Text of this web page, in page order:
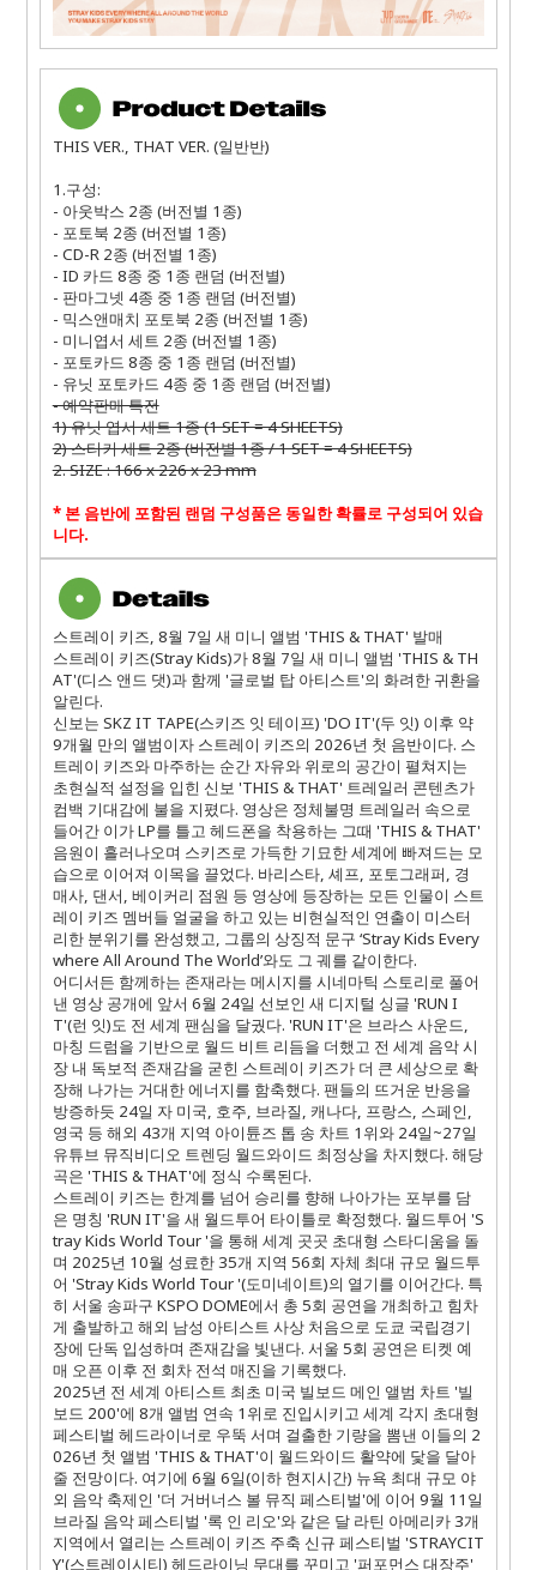
THIS VER., THAT VER. (일반반)
1.구성:
- 아웃박스 2종 (버전별 1종)
- 포토북 2종 (버전별 1종)
- CD-R 2종 (버전별 1종)
- ID 카드 8종 중 1종 랜덤 (버전별)
- 판마그넷 4종 중 1종 랜덤 (버전별)
- 믹스앤매치 포토북 2종 (버전별 1종)
- 미니엽서 세트 2종 (버전별 1종)
- 포토카드 8종 중 1종 랜덤 (버전별)
- 유닛 포토카드 4종 중 1종 랜덤 (버전별)
- 예약판매 특전
1) 유닛 엽서 세트 1종 (1 SET = 4 SHEETS)
2) 스티커 세트 2종 (버전별 1종 / 1 SET = 4 SHEETS)
2. SIZE : 166 x 226 x 23 mm
* 본 음반에 포함된 랜덤 구성품은 동일한 확률로 구성되어 있습
니다.
스트레이 키즈, 8월 7일 새 미니 앨범 'THIS & THAT' 발매
스트레이 키즈(Stray Kids)가 8월 7일 새 미니 앨범 'THIS & TH
AT'(디스 앤드 댓)과 함께 '글로벌 탑 아티스트'의 화려한 귀환을
알린다.
신보는 SKZ IT TAPE(스키즈 잇 테이프) 'DO IT'(두 잇) 이후 약
9개월 만의 앨범이자 스트레이 키즈의 2026년 첫 음반이다. 스
트레이 키즈와 마주하는 순간 자유와 위로의 공간이 펼쳐지는
초현실적 설정을 입힌 신보 'THIS & THAT' 트레일러 콘텐츠가
컴백 기대감에 불을 지폈다. 영상은 정체불명 트레일러 속으로
들어간 이가 LP를 틀고 헤드폰을 착용하는 그때 'THIS & THAT'
음원이 흘러나오며 스키즈로 가득한 기묘한 세계에 빠져드는 모
습으로 이어져 이목을 끌었다. 바리스타, 셰프, 포토그래퍼, 경
매사, 댄서, 베이커리 점원 등 영상에 등장하는 모든 인물이 스트
레이 키즈 멤버들 얼굴을 하고 있는 비현실적인 연출이 미스터
리한 분위기를 완성했고, 그룹의 상징적 문구 ‘Stray Kids Every
where All Around The World’와도 그 궤를 같이한다.
어디서든 함께하는 존재라는 메시지를 시네마틱 스토리로 풀어
낸 영상 공개에 앞서 6월 24일 선보인 새 디지털 싱글 'RUN I
T'(런 잇)도 전 세계 팬심을 달궜다. 'RUN IT'은 브라스 사운드,
마칭 드럼을 기반으로 월드 비트 리듬을 더했고 전 세계 음악 시
장 내 독보적 존재감을 굳힌 스트레이 키즈가 더 큰 세상으로 확
장해 나가는 거대한 에너지를 함축했다. 팬들의 뜨거운 반응을
방증하듯 24일 자 미국, 호주, 브라질, 캐나다, 프랑스, 스페인,
영국 등 해외 43개 지역 아이튠즈 톱 송 차트 1위와 24일~27일
유튜브 뮤직비디오 트렌딩 월드와이드 최정상을 차지했다. 해당
곡은 'THIS & THAT'에 정식 수록된다.
스트레이 키즈는 한계를 넘어 승리를 향해 나아가는 포부를 담
은 명칭 'RUN IT'을 새 월드투어 타이틀로 확정했다. 월드투어 'S
tray Kids World Tour '을 통해 세계 곳곳 초대형 스타디움을 돌
며 2025년 10월 성료한 35개 지역 56회 자체 최대 규모 월드투
어 'Stray Kids World Tour '(도미네이트)의 열기를 이어간다. 특
히 서울 송파구 KSPO DOME에서 총 5회 공연을 개최하고 힘차
게 출발하고 해외 남성 아티스트 사상 처음으로 도쿄 국립경기
장에 단독 입성하며 존재감을 빛낸다. 서울 5회 공연은 티켓 예
매 오픈 이후 전 회차 전석 매진을 기록했다.
2025년 전 세계 아티스트 최초 미국 빌보드 메인 앨범 차트 '빌
보드 200'에 8개 앨범 연속 1위로 진입시키고 세계 각지 초대형
페스티벌 헤드라이너로 우뚝 서며 걸출한 기량을 뽐낸 이들의 2
026년 첫 앨범 'THIS & THAT'이 월드와이드 활약에 닻을 달아
줄 전망이다. 여기에 6월 6일(이하 현지시간) 뉴욕 최대 규모 야
외 음악 축제인 '더 거버너스 볼 뮤직 페스티벌'에 이어 9월 11일
브라질 음악 페스티벌 '록 인 리오'와 같은 달 라틴 아메리카 3개
지역에서 열리는 스트레이 키즈 주축 신규 페스티벌 'STRAYCIT
Y'(스트레이시티) 헤드라이닝 무대를 꾸미고 '퍼포먼스 대장주'